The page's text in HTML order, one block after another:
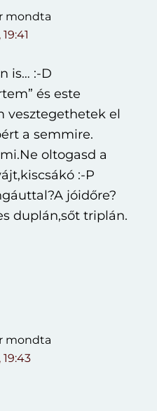
mondta
is… :-D
és este
vesztegethetek el
a semmire.
oltogasd a
:-P
jóidőre?
duplán,sőt triplán.
mondta